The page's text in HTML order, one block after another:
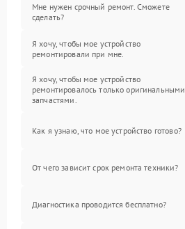
Мне нужен срочный ремонт. Сможете
сделать?
Я хочу, чтобы мое устройство
ремонтировали при мне.
Я хочу, чтобы мое устройство
ремонтировалось только оригинальными
запчастями.
Как я узнаю, что мое устройство готово?
От чего зависит срок ремонта техники?
Диагностика проводится бесплатно?